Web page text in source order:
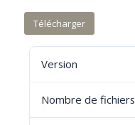
Télécharger
Version
Nombre de fichiers